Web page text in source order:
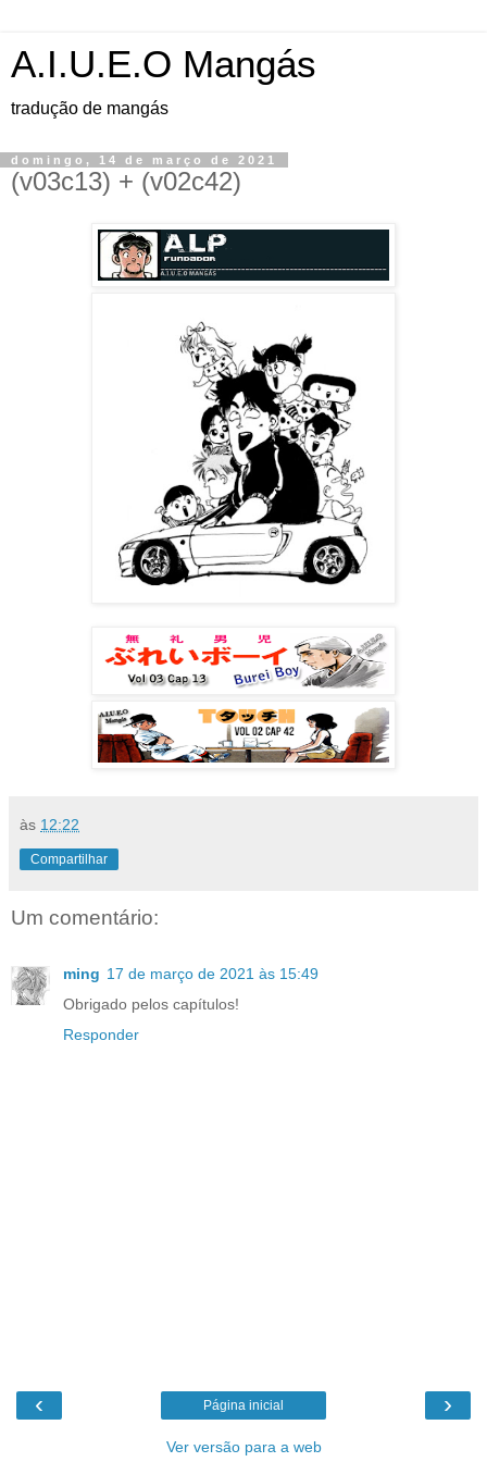
A.I.U.E.O Mangás
tradução de mangás
domingo, 14 de março de 2021
(v03c13) + (v02c42)
às 12:22
Compartilhar
Um comentário:
ming 17 de março de 2021 às 15:49
Obrigado pelos capítulos!
Responder
‹ ›
Página inicial
Ver versão para a web